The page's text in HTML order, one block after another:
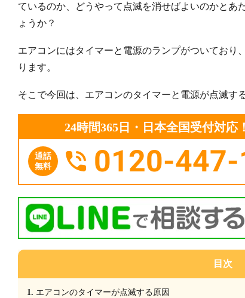
ているのか、どうやって点滅を消せばよいのかとあ
ょうか？
エアコンにはタイマーと電源のランプがついており
ります。
そこで今回は、エアコンのタイマーと電源が点滅す
24時間365日・日本全国受付対応
通話
無料
0120-
目次
エアコンのタイマーが点滅する原因